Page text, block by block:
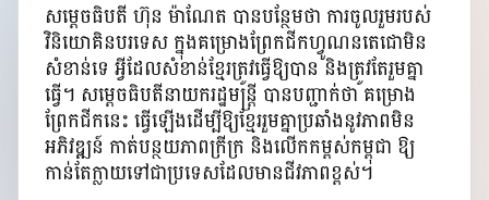
សម្តេចធិបតី ហ៊ុន ម៉ាណែត បានបន្ថែមថា ការចូលរួមរបស់
វិនិយោគិនបរទេស ក្នុងគម្រោងព្រែកជីកហ្វូណនតេជោមិន
សំខាន់ទេ អ្វីដែលសំខាន់ខ្មែរត្រូវធ្វើឱ្យបាន និងត្រូវតែរួមគ្នា
ធ្វើ។ សម្តេចធិបតីនាយករដ្ឋមន្ត្រី បានបញ្ជាក់ថា គម្រោង
ព្រែកជីកនេះ ធ្វើឡើងដើម្បីឱ្យខ្មែររួមគ្នាប្រឆាំងនូវភាពមិន
អភិវឌ្ឍន៍ កាត់បន្ថយភាពក្រីក្រ និងលើកកម្ពស់កម្ពុជា ឱ្យ
កាន់តែក្លាយទៅជាប្រទេសដែលមានជីវភាពខ្ពស់។